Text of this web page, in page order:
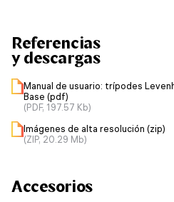
Referencias
y descargas
Manual de usuario: trípodes
Base (pdf)
(PDF, 197.57 Kb)
Imágenes de alta resolución (zip)
(ZIP, 20.29 Mb)
Accesorios